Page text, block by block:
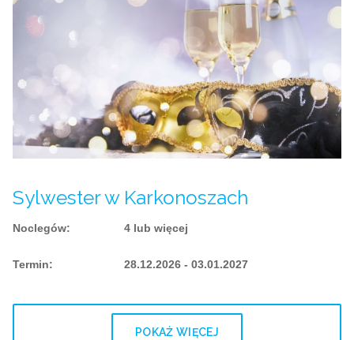
Sylwester w Karkonoszach
Noclegów: 4 lub więcej
Termin: 28.12.2026 - 03.01.2027
POKAŻ WIĘCEJ